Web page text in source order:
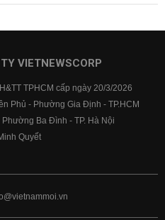
VIETNEWSCORP
TPHCM cấp ngày 20/3/2026
Phủ - Phường Gia Định - TP.HCM
Phường Ba Đình - TP. Hà Nội
Quyết